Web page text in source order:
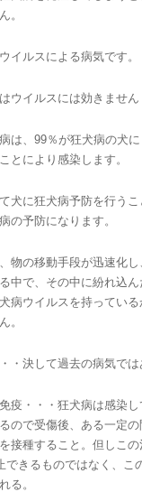
。
イルスによる病気です。
ウイルスには効きません
は、99％が狂犬病の犬に
とにより感染します。
犬に狂犬病予防を行うこ
の予防になります。
物の移動手段が迅速化し
中で、その中に紛れ込ん
病ウイルスを持っている
。
・決して過去の病気では
疫・・・狂犬病は感染
ので受傷後、ある一定
接種すること。但しこ
できるものではなく、こ
る。